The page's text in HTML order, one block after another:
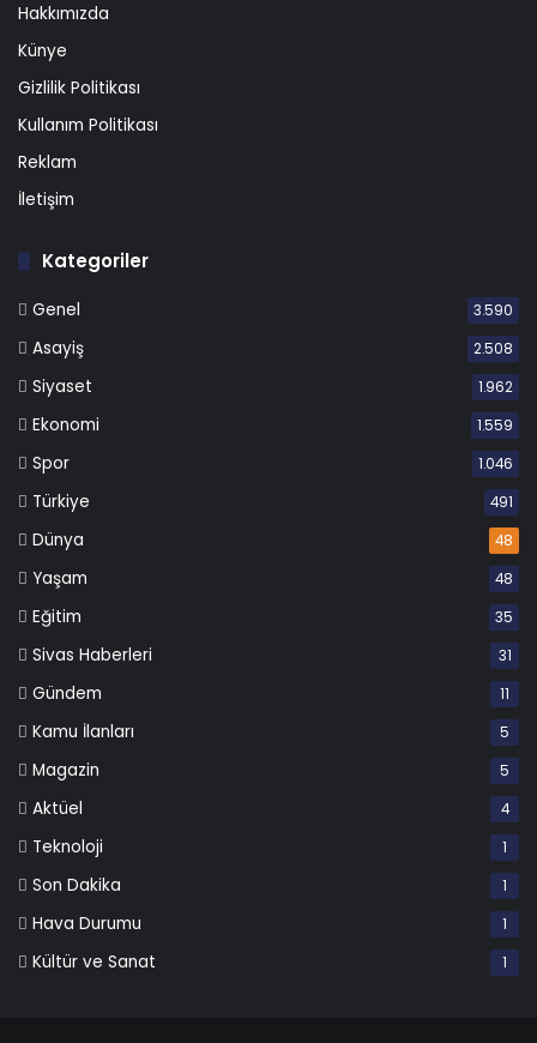
Hakkımızda
Künye
Gizlilik Politikası
Kullanım Politikası
Reklam
İletişim
Kategoriler
Genel 3.590
Asayiş 2.508
Siyaset 1.962
Ekonomi 1.559
Spor 1.046
Türkiye 491
Dünya 48
Yaşam 48
Eğitim 35
Sivas Haberleri 31
Gündem 11
Kamu İlanları 5
Magazin 5
Aktüel 4
Teknoloji 1
Son Dakika 1
Hava Durumu 1
Kültür ve Sanat 1